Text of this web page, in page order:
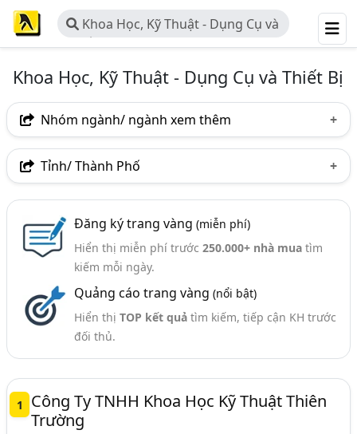
Khoa Học, Kỹ Thuật - Dụng Cụ và
Thiết Bị
Khoa Học, Kỹ Thuật - Dụng Cụ và Thiết Bị
Nhóm ngành/ ngành xem thêm
Ngành nghề
Ngành xem thêm
Khoa Học Công Nghệ (50)
Tỉnh/ Thành Phố
Tp. Đà Nẵng
Quảng Ninh
Thừa Thiên Huế
Bình Định
Quảng Ngãi
Đăng ký trang vàng (miễn phí)
Hiển thị miễn phí trước 250.000+ nhà muatìm
kiếm mỗi ngày.
Quảng cáo trang vàng (nổi bật)
Hiển thị TOP kết quảtìm kiếm, tiếp cận KH trước
đối thủ.
1
Công Ty TNHH Khoa Học Kỹ Thuật Thiên
Trường